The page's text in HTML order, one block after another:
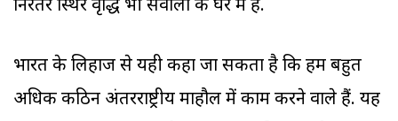
निरंतर स्थिर वृद्धि भी सवालों के घेरे में है.
भारत के लिहाज से यही कहा जा सकता है कि हम बहुत
अधिक कठिन अंतरराष्ट्रीय माहौल में काम करने वाले हैं. यह